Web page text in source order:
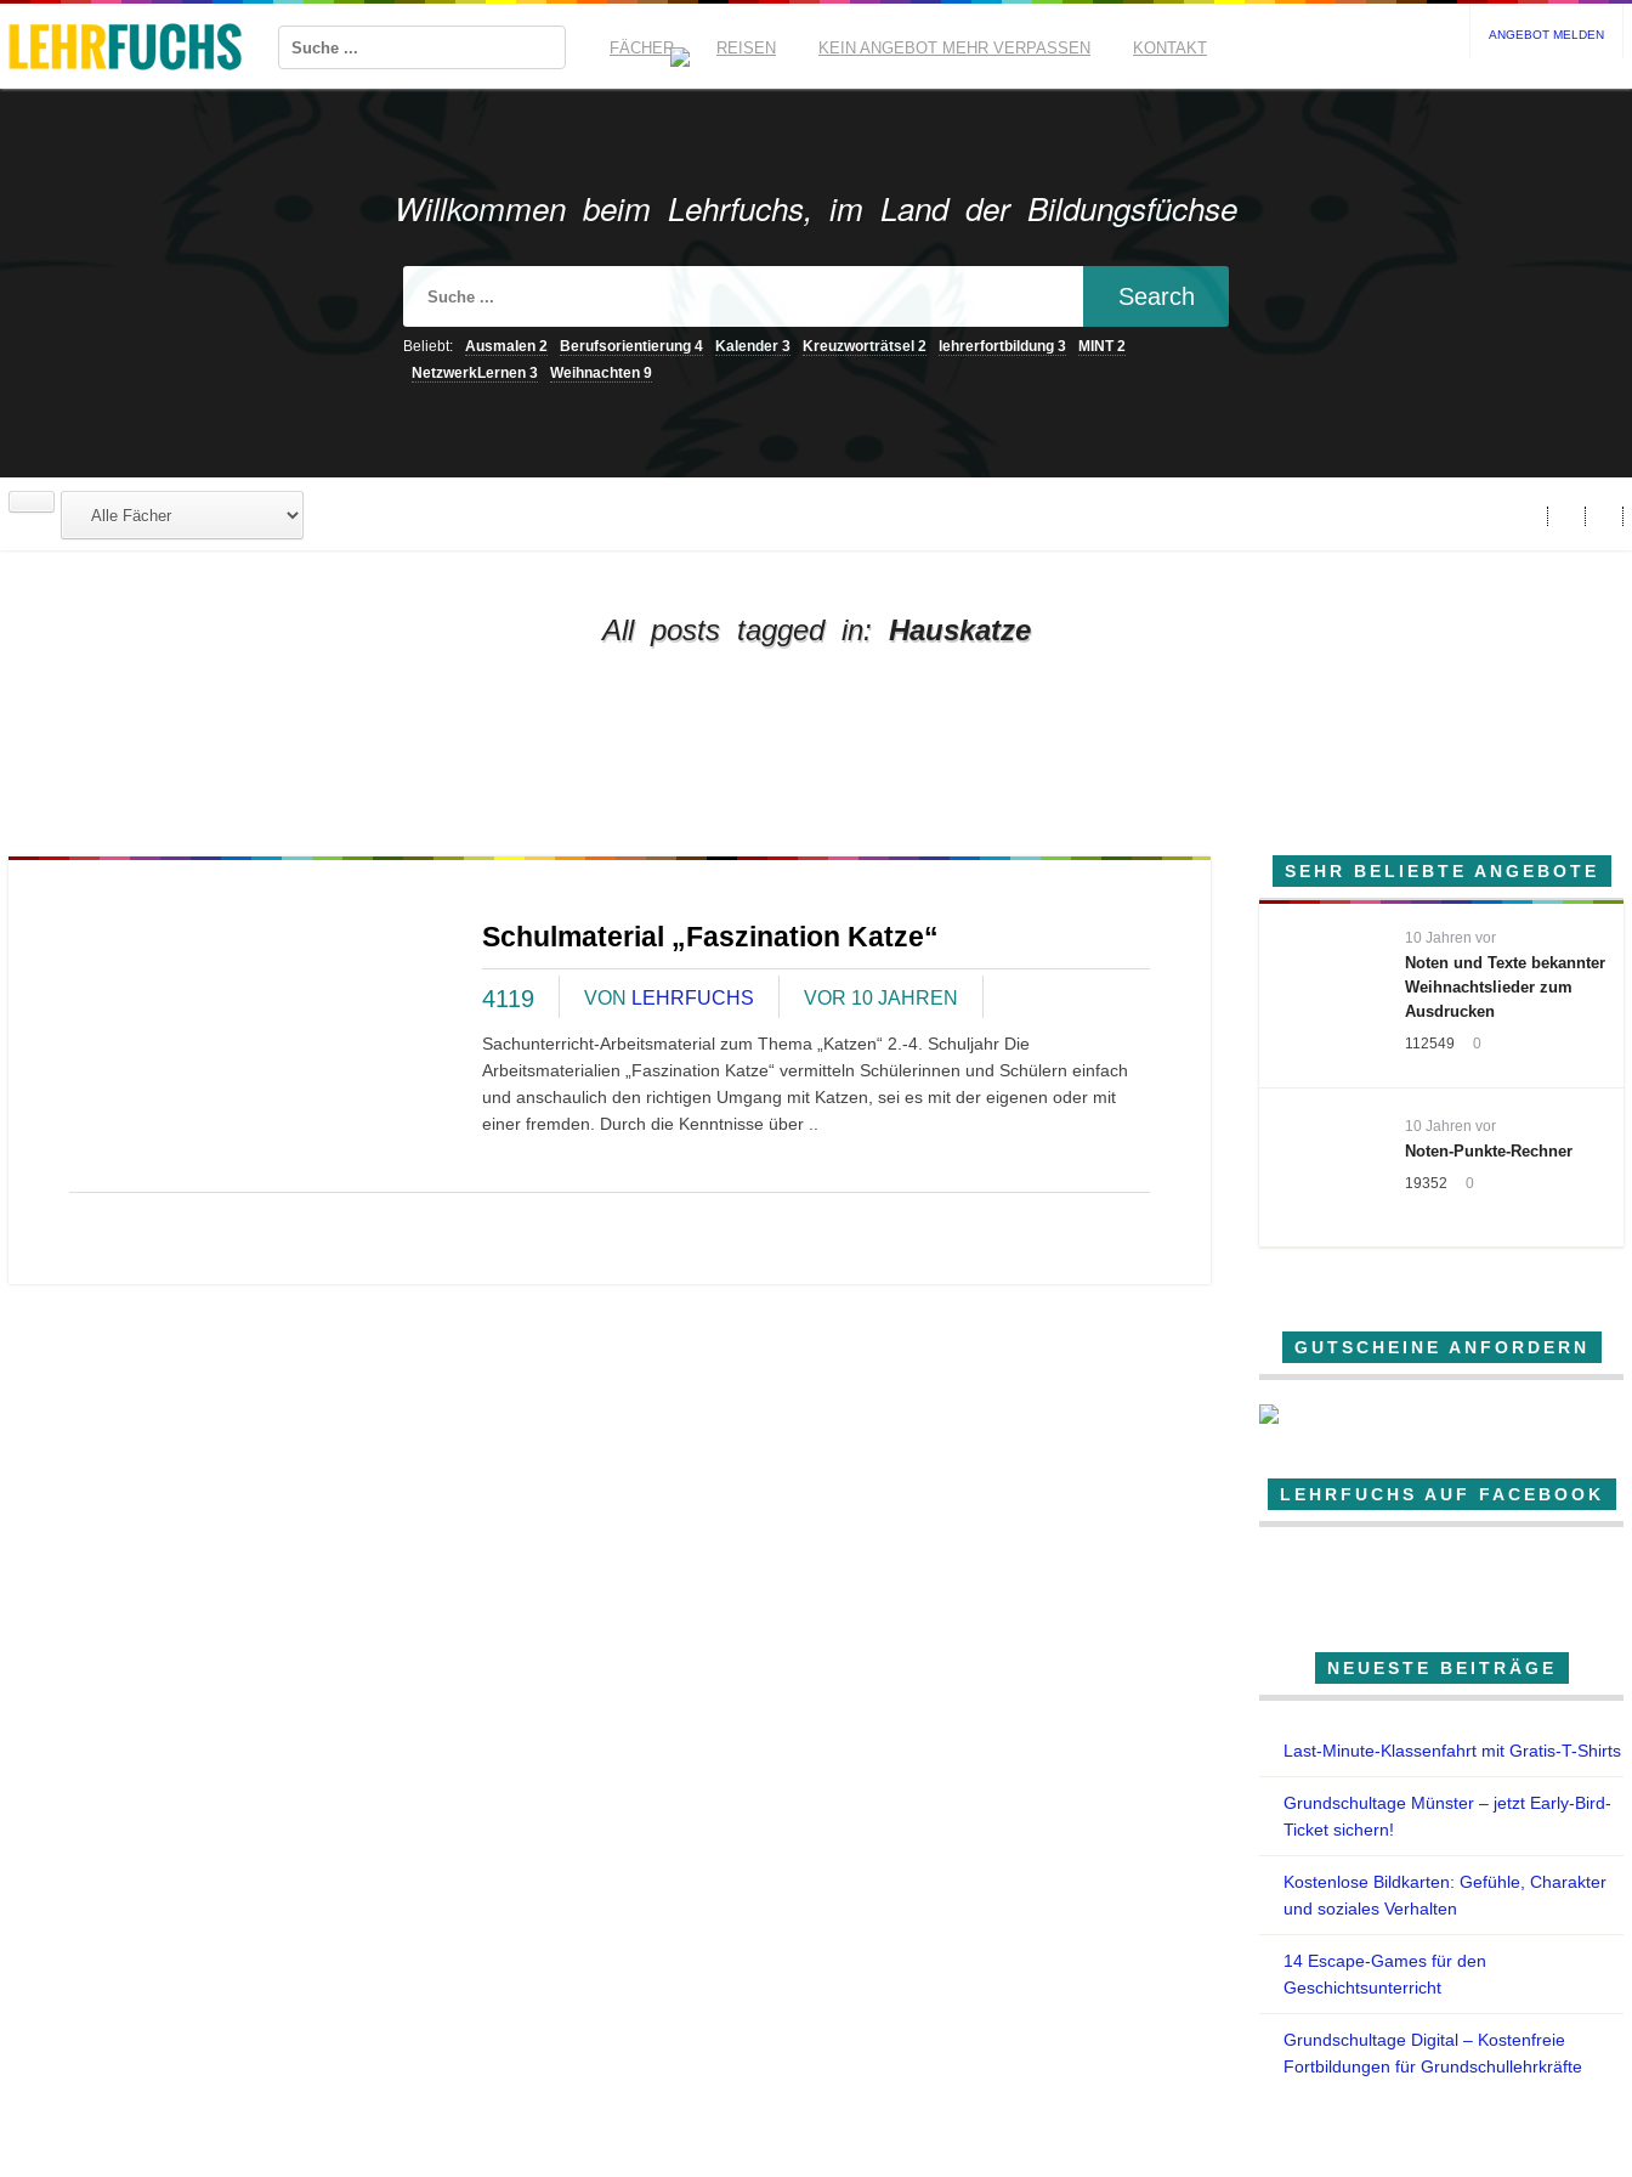
FÄCHER REISEN KEIN ANGEBOT MEHR VERPASSEN KONTAKT
ANGEBOT MELDEN
Willkommen beim Lehrfuchs, im Land der Bildungsfüchse
Beliebt: Ausmalen 2 Berufsorientierung 4 Kalender 3 Kreuzworträtsel 2 lehrerfortbildung 3 MINT2
NetzwerkLernen 3 Weihnachten 9
All posts tagged in: Hauskatze
Schulmaterial „Faszination Katze“
4119 VON LEHRFUCHS VOR 10 JAHREN
Sachunterricht-Arbeitsmaterial zum Thema „Katzen“ 2.-4. Schuljahr Die
Arbeitsmaterialien „Faszination Katze“ vermitteln Schülerinnen und Schülern einfach
und anschaulich den richtigen Umgang mit Katzen, sei es mit der eigenen oder mit
einer fremden. Durch die Kenntnisse über ..
SEHR BELIEBTE ANGEBOTE
10 Jahren vor
Noten und Texte bekannter
Weihnachtslieder zum
Ausdrucken
112549 0
10 Jahren vor
Noten-Punkte-Rechner
19352 0
GUTSCHEINE ANFORDERN
LEHRFUCHS AUF FACEBOOK
NEUESTE BEITRÄGE
Last-Minute-Klassenfahrt mit Gratis-T-Shirts
Grundschultage Münster – jetzt Early-Bird-
Ticket sichern!
Kostenlose Bildkarten: Gefühle, Charakter
und soziales Verhalten
14 Escape-Games für den
Geschichtsunterricht
Grundschultage Digital – Kostenfreie
Fortbildungen für Grundschullehrkräfte